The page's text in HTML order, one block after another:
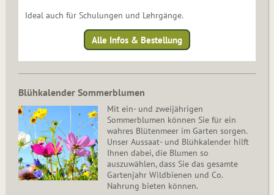
Ideal auch für Schulungen und Lehrgänge.
Alle Infos & Bestellung
Blühkalender Sommerblumen
Mit ein- und zweijährigen
Sommerblumen können Sie für ein
wahres Blütenmeer im Garten sorgen.
Unser Aussaat- und Blühkalender hilft
Ihnen dabei, die Blumen so
auszuwählen, dass Sie das gesamte
Gartenjahr Wildbienen und Co.
Nahrung bieten können.